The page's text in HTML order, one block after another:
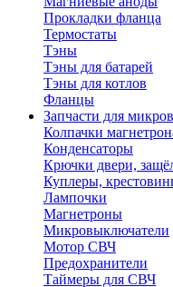
Прокладки фланца
Термостаты
Тэны
Тэны для батарей
Тэны для котлов
Фланцы
Запчасти для
Колпачки
Конденсаторы
Крючки двери,
Куплеры,
Лампочки
Магнетроны
Микровыключатели
Мотор СВЧ
Предохранители
Таймеры для СВЧ